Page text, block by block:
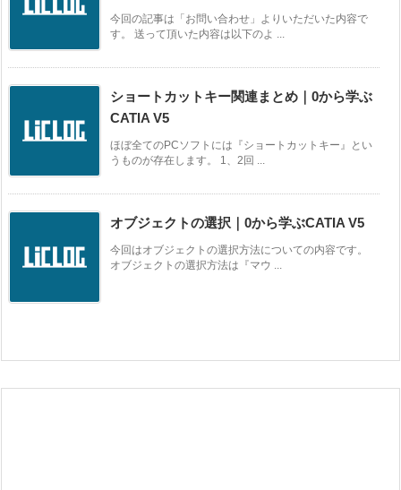
今回の記事は「お問い合わせ」よりいただいた内容で
す。 送って頂いた内容は以下のよ ...
ショートカットキー関連まとめ｜0から学ぶ
CATIA V5
ほぼ全てのPCソフトには『ショートカットキー』とい
うものが存在します。 1、2回 ...
オブジェクトの選択｜0から学ぶCATIA V5
今回はオブジェクトの選択方法についての内容です。
オブジェクトの選択方法は『マウ ...